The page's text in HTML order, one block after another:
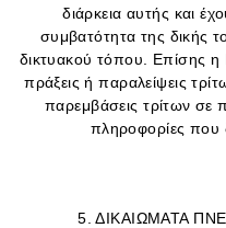
διάρκεια αυτής και
συμβατότητα της δικής
δικτυακού τόπου. Επίσης η
πράξεις ή παραλείψεις
παρεμβάσεις τρίτων σε
πληροφορίες που
5. ΔΙΚΑΙΩΜΑΤΑ